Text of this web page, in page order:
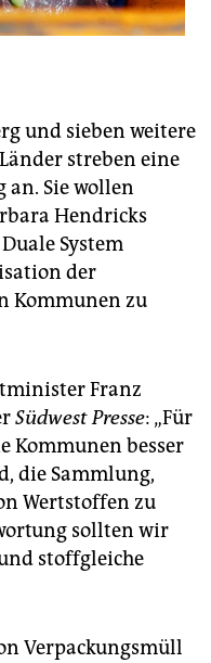
und sieben weitere
streben eine
Sie wollen
Hendricks
System
der
Kommunen zu
Franz
Südwest Presse: „Für
Kommunen besser
die Sammlung,
Wertstoffen zu
sollten wir
stoffgleiche
Verpackungsmüll